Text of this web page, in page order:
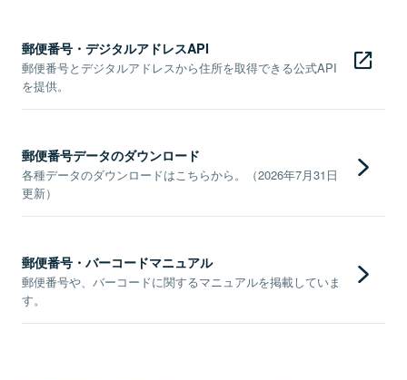
郵便番号・デジタルアドレスAPI
郵便番号とデジタルアドレスから住所を取得できる公式API
を提供。
郵便番号データのダウンロード
各種データのダウンロードはこちらから。（2026年7月31日
更新）
郵便番号・バーコードマニュアル
郵便番号や、バーコードに関するマニュアルを掲載していま
す。